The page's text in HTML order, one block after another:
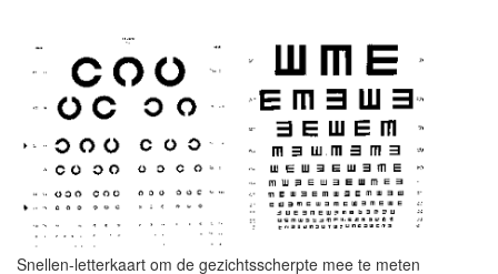
Snellen-letterkaart om de gezichtsscherpte mee te meten